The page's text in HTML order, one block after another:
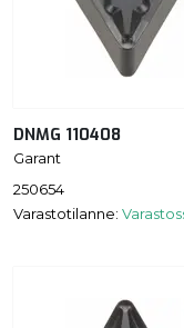
DNMG 110408
Garant
250654
Varastotilanne: